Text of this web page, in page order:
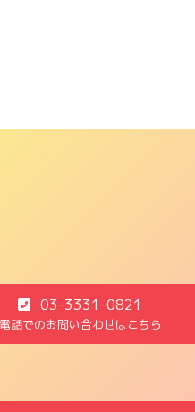
03-3331-0821
電話でのお問い合わせはこちら